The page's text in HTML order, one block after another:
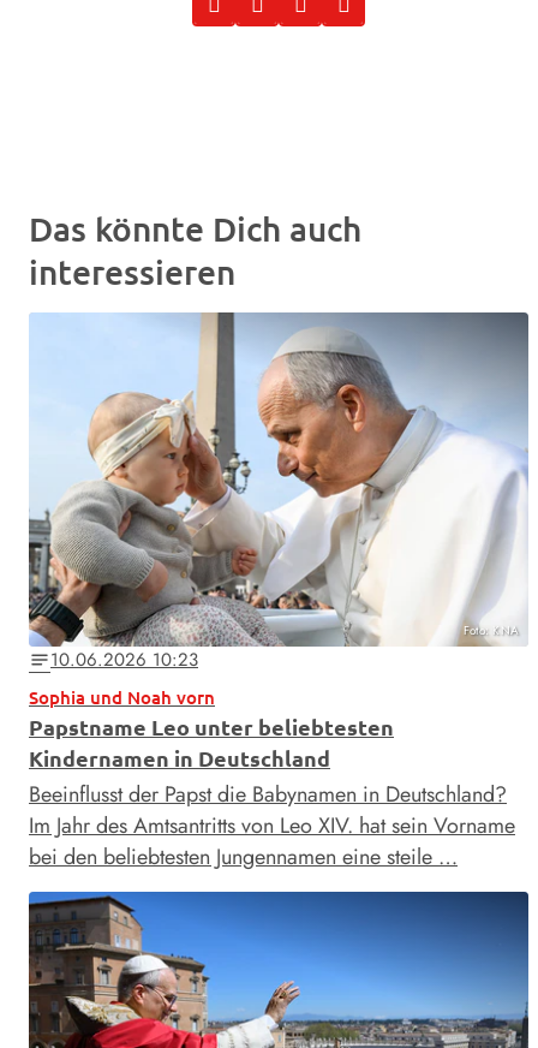
Das könnte Dich auch
interessieren
Foto: KNA
notes10.06.2026 10:23
Sophia und Noah vorn
Papstname Leo unter beliebtesten
Kindernamen in Deutschland
Beeinflusst der Papst die Babynamen in Deutschland?
Im Jahr des Amtsantritts von Leo XIV. hat sein Vorname
bei den beliebtesten Jungennamen eine steile …